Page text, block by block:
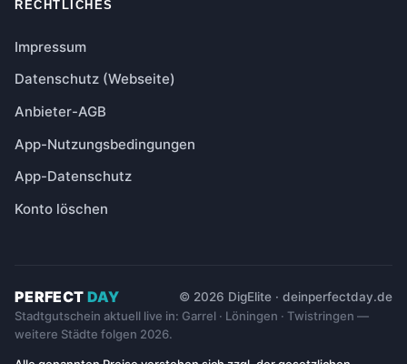
RECHTLICHES
Impressum
Datenschutz (Webseite)
Anbieter-AGB
App-Nutzungsbedingungen
App-Datenschutz
Konto löschen
PERFECT DAY
© 2026 DigElite · deinperfectday.de
Stadtgutschein aktuell live in: Garrel · Löningen · Twistringen —
weitere Städte folgen 2026.